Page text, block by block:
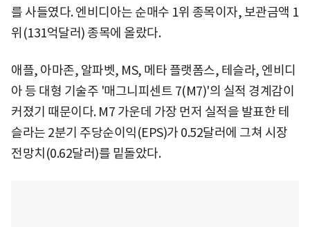
를 사들였다. 엔비디아는 순매수 1위 종목이자, 보관금액 1
위(131억달러) 종목에 올랐다.
애플, 아마존, 알파벳, MS, 메타 플랫폼스, 테슬라, 엔비디
아 등 대형 기술주 '매그니피센트 7(M7)'의 실적 경계감이
커졌기 때문이다. M7 가운데 가장 먼저 실적을 발표한 테
슬라는 2분기 주당순이익(EPS)가 0.52달러에 그쳐 시장
전망치(0.62달러)를 밑돌았다.